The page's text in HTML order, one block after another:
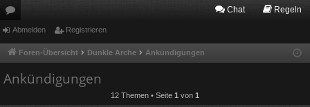
or
en
Chat Regeln
Abmelden Registrieren
Foren-Übersicht Dunkle Arche Ankündigungen
Ankündigungen
12 Themen • Seite 1 von 1